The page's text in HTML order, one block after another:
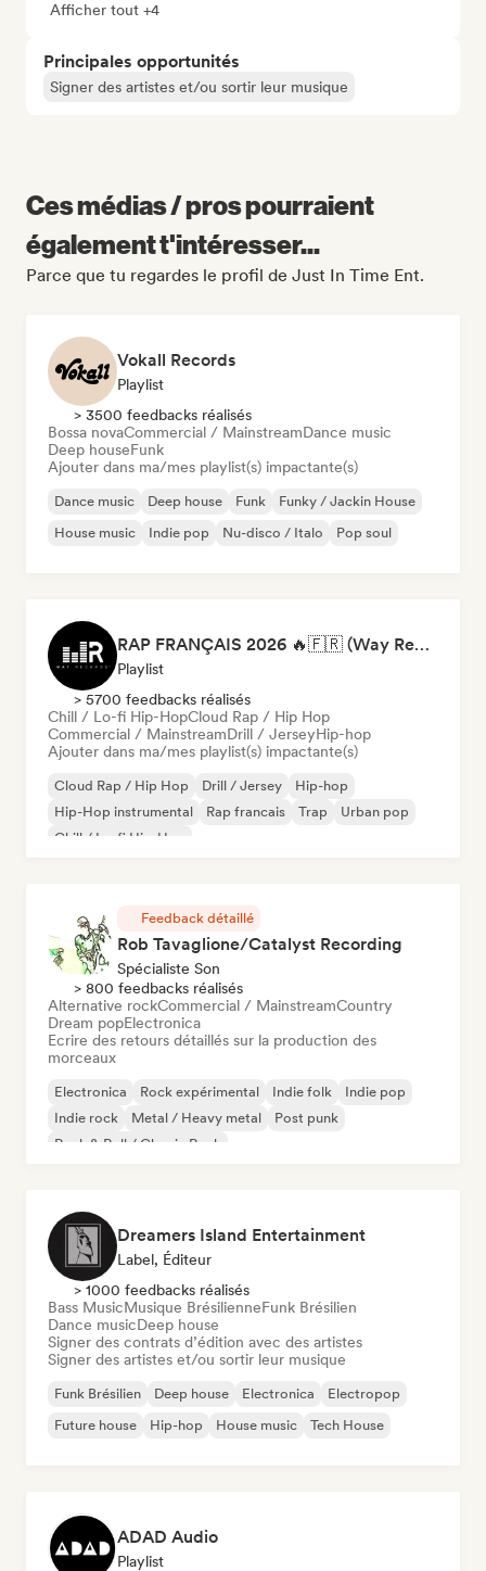
Afficher tout +4
Principales opportunités
Signer des artistes et/ou sortir leur musique
Ces médias / pros pourraient
également t'intéresser...
Parce que tu regardes le profil de Just In Time Ent.
Vokall Records
Playlist
> 3500 feedbacks réalisés
Bossa novaCommercial / MainstreamDance music
Deep houseFunk
Ajouter dans ma/mes playlist(s) impactante(s)
Dance music Deep house Funk
Funky / Jackin House
House music
Indie pop Nu-disco / Italo Pop soul
RAP FRANÇAIS 2026 🔥🇫🇷 (Way Records)
Playlist
> 5700 feedbacks réalisés
Chill / Lo-fi Hip-HopCloud Rap / Hip Hop
Commercial / MainstreamDrill / JerseyHip-hop
Ajouter dans ma/mes playlist(s) impactante(s)
Cloud Rap / Hip Hop Drill / Jersey
Hip-hop
Hip-Hop instrumental
Rap francais Trap
Urban pop
Chill / Lo-fi Hip-Hop
Feedback détaillé
Rob Tavaglione/Catalyst Recording
Spécialiste Son
> 800 feedbacks réalisés
Alternative rockCommercial / MainstreamCountry
Dream popElectronica
Ecrire des retours détaillés sur la production des
morceaux
Electronica Rock expérimental Indie folk
Indie pop
Indie rock
Metal / Heavy metal
Post punk
Rock & Roll / Classic Rock
Dreamers Island Entertainment
Label, Éditeur
> 1000 feedbacks réalisés
Bass MusicMusique BrésilienneFunk Brésilien
Dance musicDeep house
Signer des contrats d’édition avec des artistes
Signer des artistes et/ou sortir leur musique
Funk Brésilien Deep house Electronica
Electropop
Future house
Hip-hop House music Tech House
ADAD Audio
Playlist